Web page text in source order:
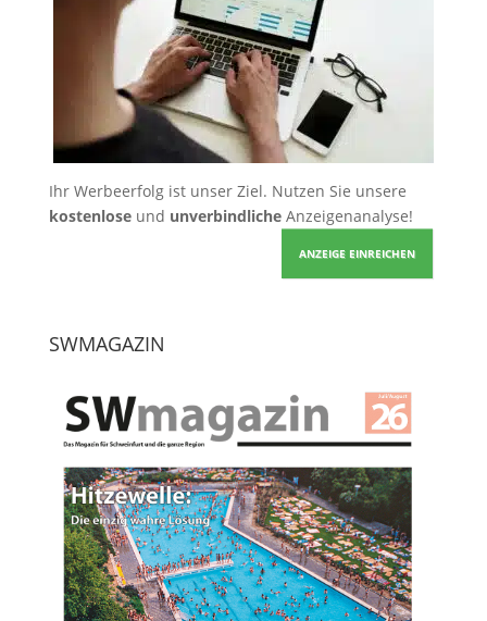
Ihr Werbeerfolg ist unser Ziel. Nutzen Sie unsere
kostenloseund unverbindlicheAnzeigenanalyse!
ANZEIGE EINREICHEN
SWMAGAZIN